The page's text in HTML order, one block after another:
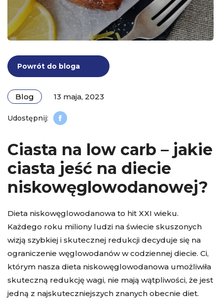
Powrót do bloga
Blog 13 maja, 2023
Ciasta na low carb – jakie
ciasta jeść na diecie
niskowęglowodanowej?
Dieta niskowęglowodanowa to hit XXI wieku.
Każdego roku miliony ludzi na świecie skuszonych
wizją szybkiej i skutecznej redukcji decyduje się na
ograniczenie węglowodanów w codziennej diecie. Ci,
którym nasza dieta niskowęglowodanowa umożliwiła
skuteczną redukcję wagi, nie mają wątpliwości, że jest
jedną z najskuteczniejszych znanych obecnie diet.